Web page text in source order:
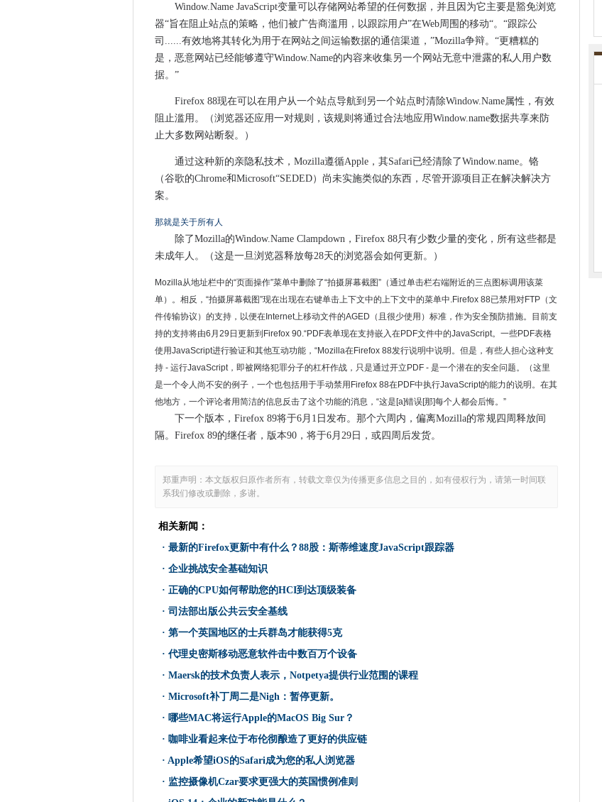
仅用于Mac Fintech公司的安全课程
是Apple的新款27-In。 IMAC适合业务？
Windows 10'服务结束'神话
未能解决网络威胁的商业领袖
MPS探讨英国不断增长的电子废物问题
最新的Firefox更新中有什么？88股：斯蒂维速度JavaScript跟踪器
获得1月2020年的修补程序周二修补程序
NHS英国扩展了新的创新项目的资金
企业挑战安全基础知识
“这个星球等不及，”普通厨师说，因为苹果变得碳中性
常问问题：微软的新边缘解释了
鸭鸭Go提供Mac用户甚至更多隐私
正确的CPU如何帮助您的HCI到达顶级装备
Google重新定位Gmail作为视频，聊天和Doc Access的协作集线器
司法部出版公共云安全基线
Adobe塑造速度休息
第一个英国地区的士兵群岛才能获得5克
行业说，鲍里斯约翰逊有12个月的改革宽带政策
为什么PSD2在荷兰采用落后
代理史密斯移动恶意软件击中数百万个设备
金融法案草案私营部门希望在4月2020年4月撤销IR35改革
思科将人们见解的分析添加到WebEx
Microsoft STRIPS从Windows 10中的未来功能升级的手动推迟，引用“混乱”
西雅图试图移动投票
NTT选择伦敦新成立的全球业务
Microsoft补丁周二是Nigh：暂停更新。
Microsoft为视频会议添加团队应用程序集成
合作是公共安全数字成功的关键
三分之一的人更喜欢即时回复Chatbot关于资金等待人类答复
哪些MAC将运行Apple的MacOS Big Sur？
Window.Name JavaScript变量可以存储网站希望的任何数据，并且因为它主要是豁免浏览
器“旨在阻止站点的策略，他们被广告商滥用，以跟踪用户”在Web周围的移动“。“跟踪公
司......有效地将其转化为用于在网站之间运输数据的通信渠道，”Mozilla争辩。“更糟糕的
是，恶意网站已经能够遵守Window.Name的内容来收集另一个网站无意中泄露的私人用户数
据。”
Firefox 88现在可以在用户从一个站点导航到另一个站点时清除Window.Name属性，有效
阻止滥用。（浏览器还应用一对规则，该规则将通过合法地应用Window.name数据共享来防
止大多数网站断裂。）
通过这种新的亲隐私技术，Mozilla遵循Apple，其Safari已经清除了Window.name。铬
（谷歌的Chrome和Microsoft“SEDED）尚未实施类似的东西，尽管开源项目正在解决解决方
案。
那就是关于所有人
除了Mozilla的Window.Name Clampdown，Firefox 88只有少数少量的变化，所有这些都是
未成年人。（这是一旦浏览器释放每28天的浏览器会如何更新。）
Mozilla从地址栏中的“页面操作”菜单中删除了“拍摄屏幕截图”（通过单击栏右端附近的三点图标调用该菜
单）。相反，“拍摄屏幕截图”现在出现在右键单击上下文中的上下文中的菜单中.Firefox 88已禁用对FTP（文
件传输协议）的支持，以便在Internet上移动文件的AGED（且很少使用）标准，作为安全预防措施。目前支
持的支持将由6月29日更新到Firefox 90.“PDF表单现在支持嵌入在PDF文件中的JavaScript。一些PDF表格
使用JavaScript进行验证和其他互动功能，“Mozilla在Firefox 88发行说明中说明。但是，有些人担心这种支
持 - 运行JavaScript，即被网络犯罪分子的杠杆作战，只是通过开立PDF - 是一个潜在的安全问题。（这里
是一个令人尚不安的例子，一个也包括用于手动禁用Firefox 88在PDF中执行JavaScript的能力的说明。在其
他地方，一个评论者用简洁的信息反击了这个功能的消息，“这是[a]错误[那]每个人都会后悔。”
下一个版本，Firefox 89将于6月1日发布。那个六周内，偏离Mozilla的常规四周释放间
隔。Firefox 89的继任者，版本90，将于6月29日，或四周后发货。
郑重声明：本文版权归原作者所有，转载文章仅为传播更多信息之目的，如有侵权行为，请第一时间联
系我们修改或删除，多谢。
相关新闻：
· 最新的Firefox更新中有什么？88股：斯蒂维速度JavaScript跟踪器
· 企业挑战安全基础知识
· 正确的CPU如何帮助您的HCI到达顶级装备
· 司法部出版公共云安全基线
· 第一个英国地区的士兵群岛才能获得5克
· 代理史密斯移动恶意软件击中数百万个设备
· Maersk的技术负责人表示，Notpetya提供行业范围的课程
· Microsoft补丁周二是Nigh：暂停更新。
· 哪些MAC将运行Apple的MacOS Big Sur？
· 咖啡业看起来位于布伦彻酿造了更好的供应链
· Apple希望iOS的Safari成为您的私人浏览器
· 监控摄像机Czar要求更强大的英国惯例准则